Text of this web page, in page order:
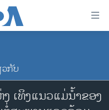
ດ 2024
ວກັບ
ເທິງແນວແມ່ນ້ຳຂອງ